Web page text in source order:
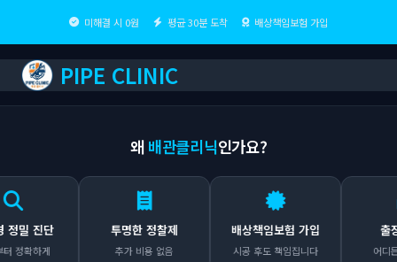
미해결 시 0원 평균 30분 도착 배상책임보험 가입
PIPE CLINIC
왜 배관클리닉인가요?
진단
하게
투명한 정찰제
추가 비용 없음
배상책임보험 가입
시공 후도 책임집니다
출장비
어디든 무